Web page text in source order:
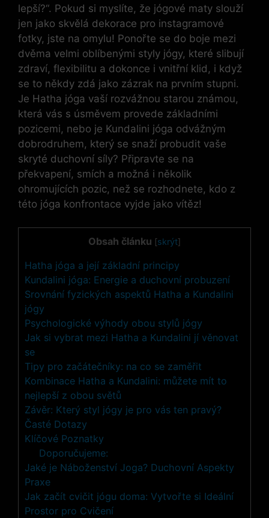
lepší?“. Pokud si myslíte, že jógové maty slouží
jen jako skvělá dekorace pro instagramové
fotky, jste na omylu! Ponořte se do boje mezi
dvěma velmi oblíbenými styly jógy, které slibují
zdraví, flexibilitu a dokonce i vnitřní klid, i když
se to někdy zdá jako zázrak na prvním stupni.
Je Hatha jóga vaší rozvážnou starou známou,
která vás s úsměvem provede základními
pozicemi, nebo je Kundalini jóga odvážným
dobrodruhem, který se snaží probudit vaše
skryté duchovní síly? Připravte se na
překvapení, smích a možná i několik
ohromujících pozic, než se rozhodnete, kdo z
této jóga konfrontace vyjde jako vítěz!
Obsah článku [skrýt]
Hatha jóga a její základní principy
Kundalini jóga: Energie a duchovní probuzení
Srovnání fyzických aspektů Hatha a Kundalini
jógy
Psychologické výhody obou stylů jógy
Jak si vybrat mezi Hatha a Kundalini jí věnovat
se
Tipy pro začátečníky: na co se zaměřit
Kombinace Hatha a Kundalini: můžete mít to
nejlepší z obou světů
Závěr: Který styl jógy je pro vás ten pravý?
Časté Dotazy
Klíčové Poznatky
Doporučujeme:
Jaké je Náboženství Joga? Duchovní Aspekty
Praxe
Jak začít cvičit jógu doma: Vytvořte si Ideální
Prostor pro Cvičení